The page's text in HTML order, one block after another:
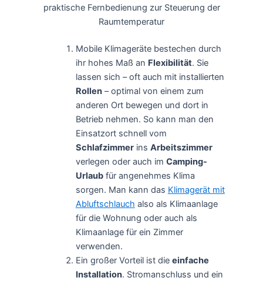
praktische Fernbedienung zur Steuerung der
Raumtemperatur
Mobile Klimageräte bestechen durch
ihr hohes Maß an Flexibilität. Sie
lassen sich – oft auch mit installierten
Rollen– optimal von einem zum
anderen Ort bewegen und dort in
Betrieb nehmen. So kann man den
Einsatzort schnell vom
Schlafzimmerins Arbeitszimmer
verlegen oder auch im Camping-
Urlaubfür angenehmes Klima
sorgen. Man kann das Klimagerät mit
Abluftschlauch also als Klimaanlage
für die Wohnung oder auch als
Klimaanlage für ein Zimmer
verwenden.
Ein großer Vorteil ist die einfache
Installation. Stromanschluss und ein